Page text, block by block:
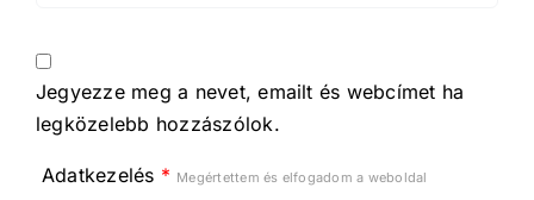
Jegyezze meg a nevet, emailt és webcímet ha
legközelebb hozzászólok.
Adatkezelés * Megértettem és elfogadom a weboldal